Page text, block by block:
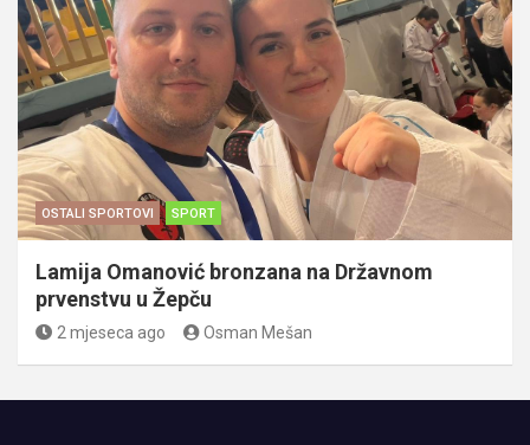
OSTALI SPORTOVI SPORT
Lamija Omanović bronzana na Državnom
prvenstvu u Žepču
2 mjeseca ago Osman Mešan